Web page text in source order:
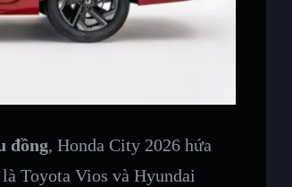
đồng, Honda City 2026 hứa
Toyota Vios và Hyundai